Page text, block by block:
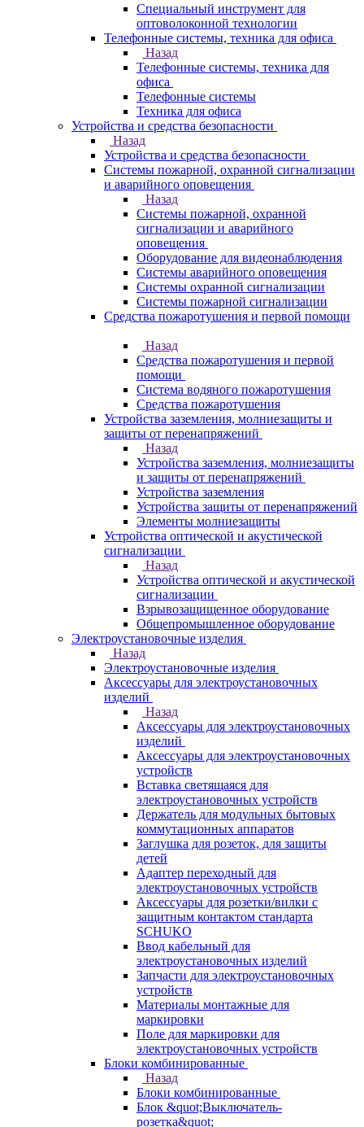
Специальный инструмент для
оптоволоконной технологии
Телефонные системы, техника для офиса
Назад
Телефонные системы, техника для
офиса
Телефонные системы
Техника для офиса
Устройства и средства безопасности
Назад
Устройства и средства безопасности
Системы пожарной, охранной сигнализации
и аварийного оповещения
Назад
Системы пожарной, охранной
сигнализации и аварийного
оповещения
Оборудование для видеонаблюдения
Системы аварийного оповещения
Системы охранной сигнализации
Системы пожарной сигнализации
Средства пожаротушения и первой помощи
Назад
Средства пожаротушения и первой
помощи
Система водяного пожаротушения
Средства пожаротушения
Устройства заземления, молниезащиты и
защиты от перенапряжений
Назад
Устройства заземления, молниезащиты
и защиты от перенапряжений
Устройства заземления
Устройства защиты от перенапряжений
Элементы молниезащиты
Устройства оптической и акустической
сигнализации
Назад
Устройства оптической и акустической
сигнализации
Взрывозащищенное оборудование
Общепромышленное оборудование
Электроустановочные изделия
Назад
Электроустановочные изделия
Аксессуары для электроустановочных
изделий
Назад
Аксессуары для электроустановочных
изделий
Аксессуары для электроустановочных
устройств
Вставка светящаяся для
электроустановочных устройств
Держатель для модульных бытовых
коммутационных аппаратов
Заглушка для розеток, для защиты
детей
Адаптер переходный для
электроустановочных устройств
Аксессуары для розетки/вилки с
защитным контактом стандарта
SCHUKO
Ввод кабельный для
электроустановочных изделий
Запчасти для электроустановочных
устройств
Материалы монтажные для
маркировки
Поле для маркировки для
электроустановочных устройств
Блоки комбинированные
Назад
Блоки комбинированные
Блок &quot;Выключатель-
розетка&quot;